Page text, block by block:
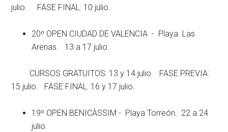
julio. FASE FINAL: 10 julio.
20º OPEN CIUDAD DE VALENCIA - Playa Las
Arenas. 13 a 17 julio.
CURSOS GRATUITOS: 13 y 14 julio. FASE PREVIA:
15 julio. FASE FINAL: 16 y 17 julio.
19º OPEN BENICÀSSIM - Playa Torreón. 22 a 24
julio.